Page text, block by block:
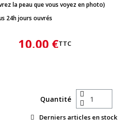
la peau que vous voyez en photo)
24h jours ouvrés
10,00 €TTC
Quantité
Derniers articles en stock